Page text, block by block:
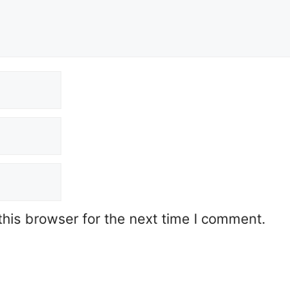
browser for the next time I comment.